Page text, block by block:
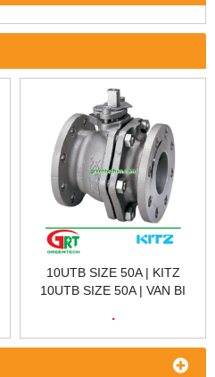
10UTB SIZE 50A | KITZ
10UTB SIZE 50A | VAN BI
.